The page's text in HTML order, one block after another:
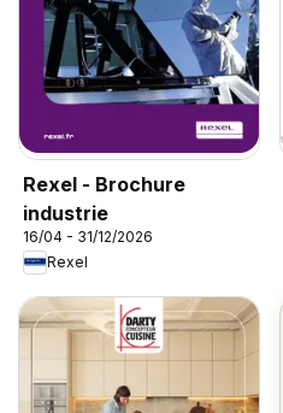
Rexel - Brochure
industrie
16/04 - 31/12/2026
Rexel